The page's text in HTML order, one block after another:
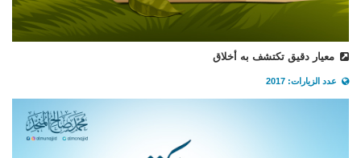
معيار دقيق تكتشف به أخلاق
عدد الزيارات: 2017